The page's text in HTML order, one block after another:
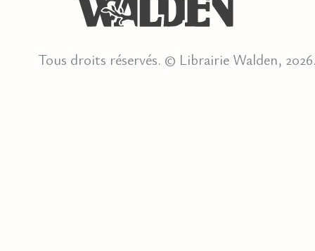
Tous droits réservés. © Librairie Walden,